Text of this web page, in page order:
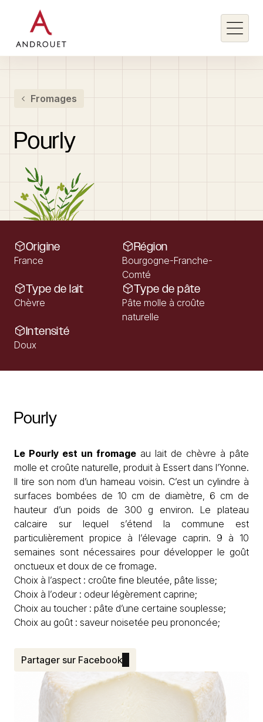
Rechercher un mot clé
Fromages
Pourly
Origine
France
Région
Bourgogne-Franche-
Comté
Type de lait
Chèvre
Type de pâte
Pâte molle à croûte
naturelle
Intensité
Doux
Pourly
Le Pourly est un fromage au lait de chèvre à pâte
molle et croûte naturelle, produit à Essert dans l’Yonne.
Il tire son nom d’un hameau voisin. C’est un cylindre à
surfaces bombées de 10 cm de diamètre, 6 cm de
hauteur d’un poids de 300 g environ. Le plateau
calcaire sur lequel s’étend la commune est
particulièrement propice à l’élevage caprin. 9 à 10
semaines sont nécessaires pour développer le goût
onctueux et doux de ce fromage.
Choix à l’aspect : croûte fine bleutée, pâte lisse;
Choix à l’odeur : odeur légèrement caprine;
Choix au toucher : pâte d’une certaine souplesse;
Choix au goût : saveur noisetée peu prononcée;
Partager sur Facebook